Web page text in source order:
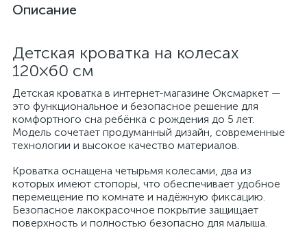
Описание
Детская кроватка на колесах
120×60 см
Детская кроватка в интернет-магазине Оксмаркет —
это функциональное и безопасное решение для
комфортного сна ребёнка с рождения до 5 лет.
Модель сочетает продуманный дизайн, современные
технологии и высокое качество материалов.
Кроватка оснащена четырьмя колесами, два из
которых имеют стопоры, что обеспечивает удобное
перемещение по комнате и надёжную фиксацию.
Безопасное лакокрасочное покрытие защищает
поверхность и полностью безопасно для малыша.